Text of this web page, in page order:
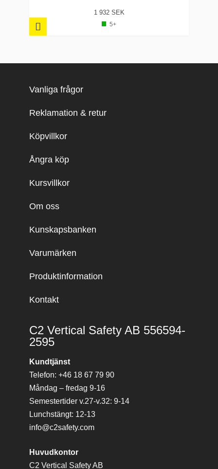
1 932 SEK
5+
Vanliga frågor
Reklamation & retur
Köpvillkor
Ångra köp
Kursvillkor
Om oss
Kunskapsbanken
Varumärken
Produktinformation
Kontakt
C2 Vertical Safety AB 556594-
2595
Kundtjänst
Telefon: +46 18 67 79 90
Måndag – fredag 9-16
Semestertider v.27-v.32: 9-14
Lunchstängt: 12-13
info@c2safety.com
Huvudkontor
C2 Vertical Safety AB